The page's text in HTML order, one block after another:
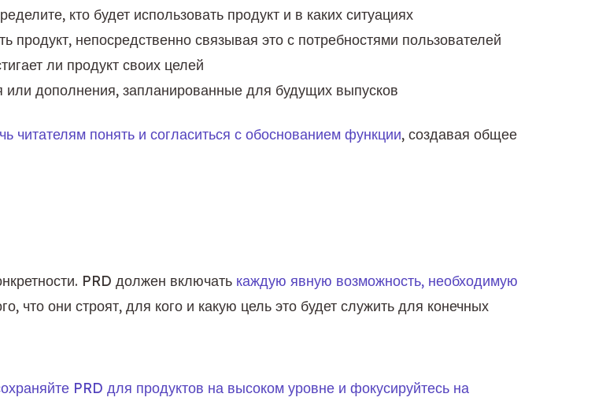
кто будет использовать продукт и в каких ситуациях
продукт, непосредственно связывая это с потребностями пользователей
ли продукт своих целей
или дополнения, запланированные для будущих выпусков
читателям понять и согласиться с обоснованием функции, создавая общее
PRD должен включать каждую явную возможность, необходимую
что они строят, для кого и какую цель это будет служить для конечных
PRD для продуктов на высоком уровне и фокусируйтесь на